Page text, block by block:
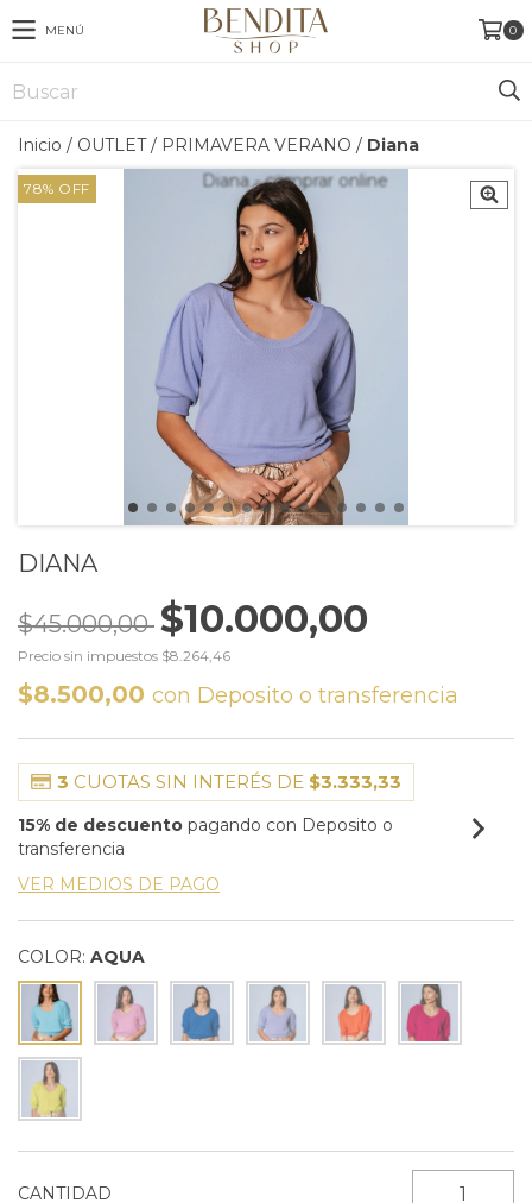
MENÚ 0
Inicio / OUTLET / PRIMAVERA VERANO / Diana
78% OFF
DIANA
$45.000,00 $10.000,00
Precio sin impuestos $8.264,46
$8.500,00 con Deposito o transferencia
3 CUOTAS SIN INTERÉS DE $3.333,33
15% de descuento pagando con Deposito o
transferencia
VER MEDIOS DE PAGO
COLOR: AQUA
CANTIDAD